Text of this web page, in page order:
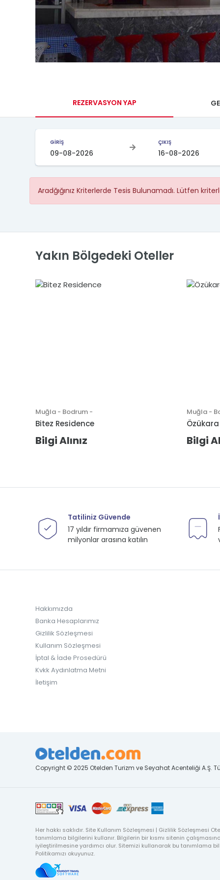
REZERVASYON YAP
GİRİŞ ÇIKIŞ
Aradğığınız Kriterlerde Tesis Bulunamadı. Lütfen
Yakın Bölgedeki Oteller
Muğla - Bodrum -
Bitez Residence
Bilgi Alınız
Muğla -
Bilgi
Tatiliniz Güvende
17 yıldır firmamıza güvenen
milyonlar arasına katılın
Hakkımızda
Banka Hesaplarımız
Gizlilik Sözleşmesi
Kullanım Sözleşmesi
İptal & İade Prosedürü
Kvkk Aydınlatma Metni
İletişim
Copyright © 2025 Otelden Turizm ve Seyahat Acenteliği A.Ş.
Her hakkı saklıdır. Site Kullanım Sözleşmesi | Gizlilik
tanımlama bilgilerini kullanır. Bilgilerin bir kısmı sitenin
iyileştirilmesine yardımcı olur. Sitemizi kullanarak bu tanımlama
Politikamızı okuyunuz.